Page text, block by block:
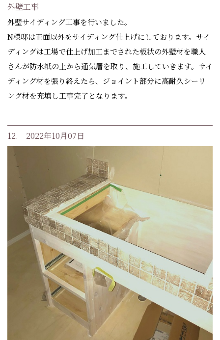
外壁工事
外壁サイディング工事を行いました。
N様邸は正面以外をサイディング仕上げにしております。サイ
ディングは工場で仕上げ加工までされた板状の外壁材を職人
さんが防水紙の上から通気層を取り、施工していきます。サイ
ディング材を張り終えたら、ジョイント部分に高耐久シーリ
ング材を充填し工事完了となります。
12. 2022年10月07日